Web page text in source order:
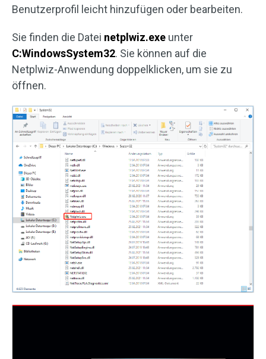
Benutzerprofil leicht hinzufügen oder bearbeiten.
Sie finden die Datei netplwiz.exe unter
C:WindowsSystem32. Sie können auf die
Netplwiz-Anwendung doppelklicken, um sie zu
öffnen.